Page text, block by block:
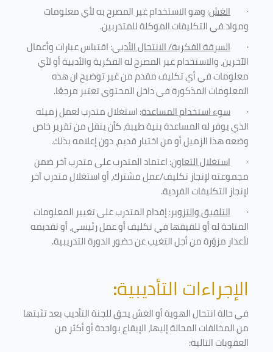
· الغش: وهو الاستخدام غير المصرح به لأي معلومات
ومواد في التكليفاتالموكلة للمتدربين.
· السرقة الفكرية/ الانتحال الأدبي: اقتباس عبارات وأعمال
الآخرين، والاستخدام غير المصرح له الفكرية والأدبية أو لأي
معلومات في أي تكليف مقدم من غير توضيح ان هذه
المعلومات المذكورة في داخل المحتوى تعتبر مرجعًا.
· سوء استخدام المساعدة: استغلال متدرب لعمل زميله
الذي يوفر له المساعدة بنية طيبة، كأن ينقل من تقرير خاص
وضعه هذا الزميل أو من اختبار قديم، دون إعلامه بذلك.
· استغلال التعاون: اعتماد المتدرب على متدرب آخر ضمن
مجموعته لإنجاز تكليف/عمل مشترك، أو استغلال متدرب آخر
لإنجاز التكليفات الفردية.
· التلفيق والتزوير: إقدام المتدرب على تغيير المعلومات
المتاحة له أو تلفيقها في تكليف أو عمل رئيسي، أو تقديمه
لأعذار مزوّرة من أجل التغيب عن حضور الدورة التدريبية.
الإجراءات التأديبية:
في حالة انتحال الهوية أو الغش يحق للجنة التأديب بعد تثبتها
من المخالفات المحالة إليها، الإيقاع بواحدة أو أكثر من
العقوبات التالية: